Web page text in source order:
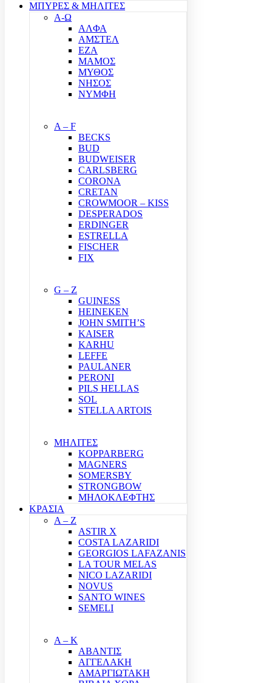
ΜΠΥΡΕΣ & ΜΗΛΙΤΕΣ
Α-Ω
ΑΛΦΑ
ΑΜΣΤΕΛ
ΕΖΑ
ΜΑΜΟΣ
ΜΥΘΟΣ
ΝΗΣΟΣ
ΝΥΜΦΗ
A – F
BECKS
BUD
BUDWEISER
CARLSBERG
CORONA
CRETAN
CROWMOOR – KISS
DESPERADOS
ERDINGER
ESTRELLA
FISCHER
FIX
G – Z
GUINESS
HEINEKEN
JOHN SMITH’S
KAISER
KARHU
LEFFE
PAULANER
PERONI
PILS HELLAS
SOL
STELLA ARTOIS
ΜΗΛΙΤΕΣ
KOPPARBERG
MAGNERS
SOMERSBY
STRONGBOW
ΜΗΛΟΚΛΕΦΤΗΣ
ΚΡΑΣΙΑ
A – Z
ASTIR X
COSTA LAZARIDI
GEORGIOS LAFAZANIS
LA TOUR MELAS
NICO LAZARIDI
NOVUS
SANTO WINES
SEMELI
Α – Κ
ΑΒΑΝΤΙΣ
ΑΓΓΕΛΑΚΗ
ΑΜΑΡΓΙΩΤΑΚΗ